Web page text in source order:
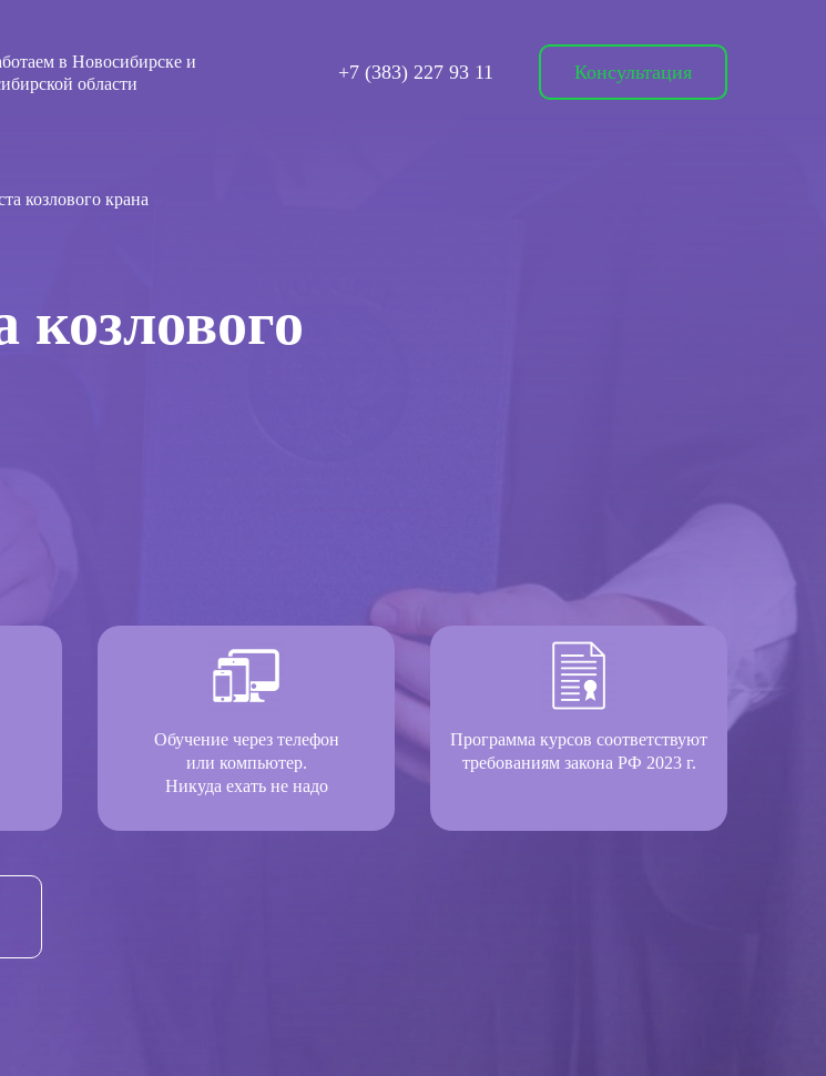
в Новосибирске и
области
+7 (383) 227 93 11 Консультация
Обучение через телефон
или компьютер.
Никуда ехать не надо
Программа курсов соответствуют
требованиям закона РФ 2023 г.
козлового крана